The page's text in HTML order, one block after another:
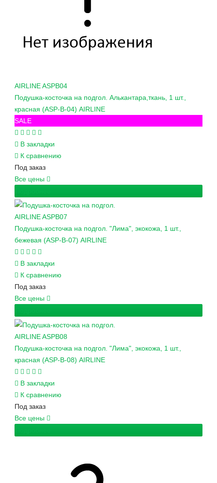
AIRLINEASPB04
Подушка-косточка на подгол. Алькантара,ткань, 1 шт.,
красная (ASP-B-04) AIRLINE
SALE
В закладки
К сравнению
Под заказ
Все цены
AIRLINEASPB07
Подушка-косточка на подгол. "Лима", экокожа, 1 шт.,
бежевая (ASP-B-07) AIRLINE
В закладки
К сравнению
Под заказ
Все цены
AIRLINEASPB08
Подушка-косточка на подгол. "Лима", экокожа, 1 шт.,
красная (ASP-B-08) AIRLINE
В закладки
К сравнению
Под заказ
Все цены